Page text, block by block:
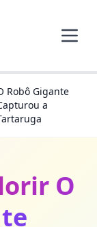
Robô Gigante
a
O